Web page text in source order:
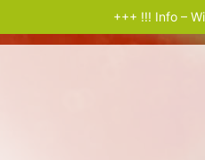
+++ !!! Info –